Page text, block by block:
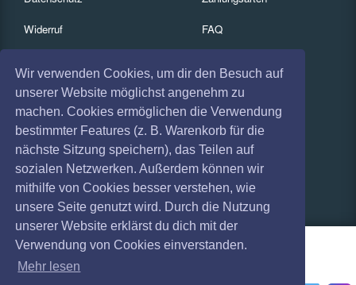
Wir verwenden Cookies, um dir den Besuch auf
unserer Website möglichst angenehm zu
machen. Cookies ermöglichen die Verwendung
bestimmter Features (z. B. Warenkorb für die
nächste Sitzung speichern), das Teilen auf
sozialen Netzwerken. Außerdem können wir
mithilfe von Cookies besser verstehen, wie
unsere Seite genutzt wird. Durch die Nutzung
unserer Website erklärst du dich mit der
Verwendung von Cookies einverstanden.
Mehr lesen
Widerruf
Absagen
FAQ
Services
Gutscheine
Geschäftskunden
Kartenrückgabe
Besucherregistrierung